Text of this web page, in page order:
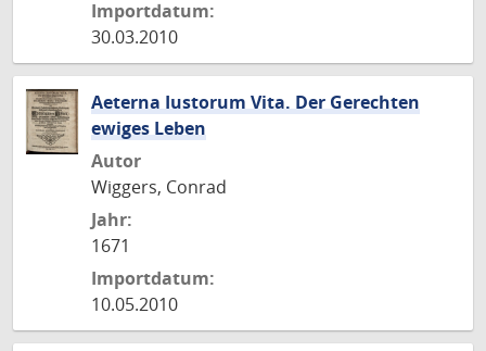
Importdatum:
30.03.2010
Aeterna Iustorum Vita. Der Gerechten
ewiges Leben
Autor
Wiggers, Conrad
Jahr:
1671
Importdatum:
10.05.2010